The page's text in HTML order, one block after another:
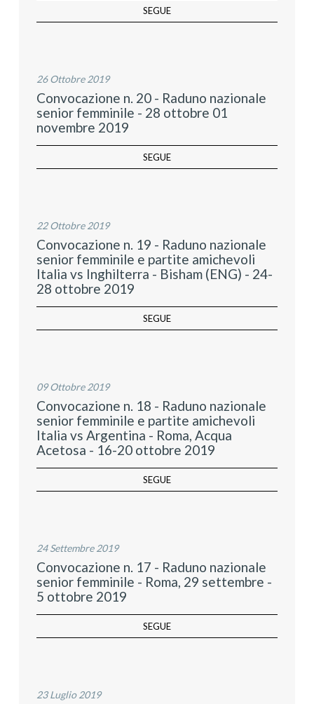
SEGUE
26 Ottobre 2019
Convocazione n. 20 - Raduno nazionale
senior femminile - 28 ottobre 01
novembre 2019
SEGUE
22 Ottobre 2019
Convocazione n. 19 - Raduno nazionale
senior femminile e partite amichevoli
Italia vs Inghilterra - Bisham (ENG) - 24-
28 ottobre 2019
SEGUE
09 Ottobre 2019
Convocazione n. 18 - Raduno nazionale
senior femminile e partite amichevoli
Italia vs Argentina - Roma, Acqua
Acetosa - 16-20 ottobre 2019
SEGUE
24 Settembre 2019
Convocazione n. 17 - Raduno nazionale
senior femminile - Roma, 29 settembre -
5 ottobre 2019
SEGUE
23 Luglio 2019